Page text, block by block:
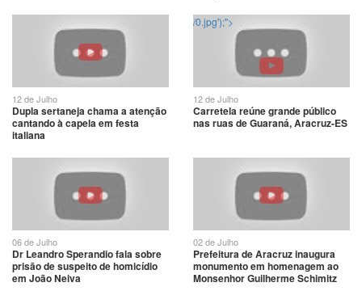
12 de Julho
Dupla sertaneja chama a atenção
cantando à capela em festa
italiana
/0.jpg');">
12 de Julho
Carretela reúne grande público
nas ruas de Guaraná, Aracruz-ES
06 de Julho
Dr Leandro Sperandio fala sobre
prisão de suspeito de homicídio
em João Neiva
02 de Julho
Prefeitura de Aracruz inaugura
monumento em homenagem ao
Monsenhor Guilherme Schimitz